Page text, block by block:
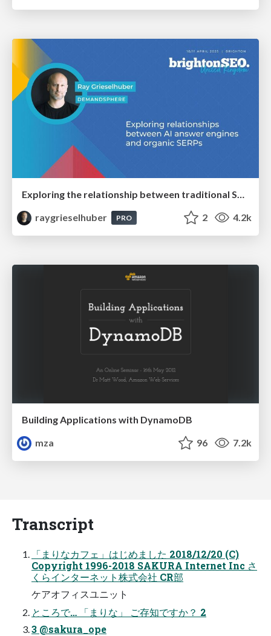
raygrieselhuber
PRO 2 4.2k
Building Applications with DynamoDB
mza
96 7.2k
Transcript
「まりなカフェ」はじめました 2018/12/20 (C)
Copyright 1996-2018 SAKURA Internet Inc さ
くらインターネット株式会社 CR部
ケアオフィスユニット
ところで… 「まりな」 ご存知ですか？ 2
3 @sakura_ope